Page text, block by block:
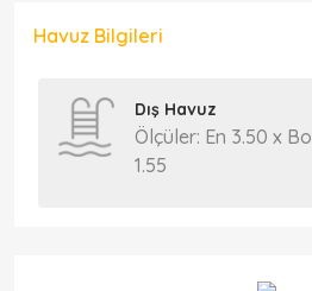
Havuz Bilgileri
Dış Havuz
Ölçüler: En 3.50 x
1.55